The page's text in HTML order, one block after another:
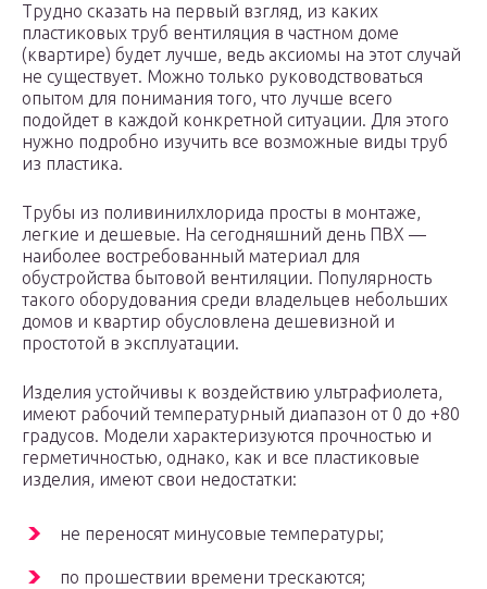
Трудно сказать на первый взгляд, из каких
пластиковых труб вентиляция в частном доме
(квартире) будет лучше, ведь аксиомы на этот случай
не существует. Можно только руководствоваться
опытом для понимания того, что лучше всего
подойдет в каждой конкретной ситуации. Для этого
нужно подробно изучить все возможные виды труб
из пластика.
Трубы из поливинилхлорида просты в монтаже,
легкие и дешевые. На сегодняшний день ПВХ —
наиболее востребованный материал для
обустройства бытовой вентиляции. Популярность
такого оборудования среди владельцев небольших
домов и квартир обусловлена дешевизной и
простотой в эксплуатации.
Изделия устойчивы к воздействию ультрафиолета,
имеют рабочий температурный диапазон от 0 до +80
градусов. Модели характеризуются прочностью и
герметичностью, однако, как и все пластиковые
изделия, имеют свои недостатки:
не переносят минусовые температуры;
по прошествии времени трескаются;